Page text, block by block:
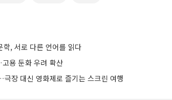
, 서로 다른 언어를 읽다
용 둔화 우려 확산
장 대신 영화제로 즐기는 스크린 여행